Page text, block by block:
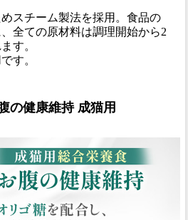
スチーム製法を採用。食品の
全ての原材料は調理開始から2
す。
す。
の健康維持 成猫用